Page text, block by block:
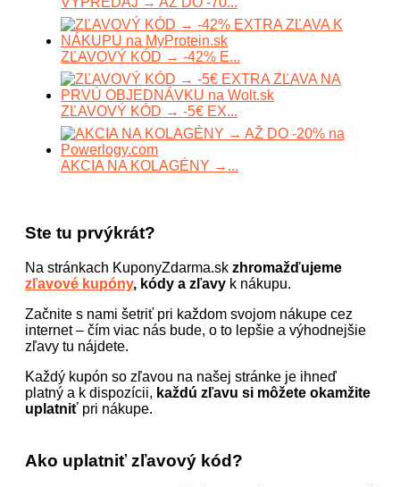
ZĽAVOVÝ KÓD → -42% E...
ZĽAVOVÝ KÓD → -5€ EX...
AKCIA NA KOLAGÉNY →...
Ste tu prvýkrát?
Na stránkach KuponyZdarma.sk zhromažďujeme
zľavové kupóny, kódy a zľavy k nákupu.
Začnite s nami šetriť pri každom svojom nákupe cez
internet – čím viac nás bude, o to lepšie a výhodnejšie
zľavy tu nájdete.
Každý kupón so zľavou na našej stránke je ihneď
platný a k dispozícii, každú zľavu si môžete okamžite
uplatniť pri nákupe.
Ako uplatniť zľavový kód?